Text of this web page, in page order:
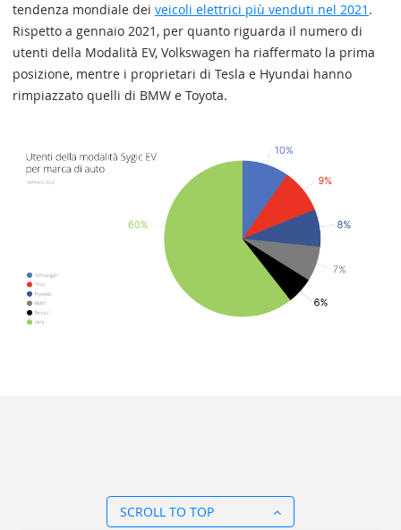
tendenza mondiale dei veicoli elettrici più venduti nel 2021 .
Rispetto a gennaio 2021, per quanto riguarda il numero di
utenti della Modalità EV, Volkswagen ha riaffermato la prima
posizione, mentre i proprietari di Tesla e Hyundai hanno
rimpiazzato quelli di BMW e Toyota.
SCROLL TO TOP